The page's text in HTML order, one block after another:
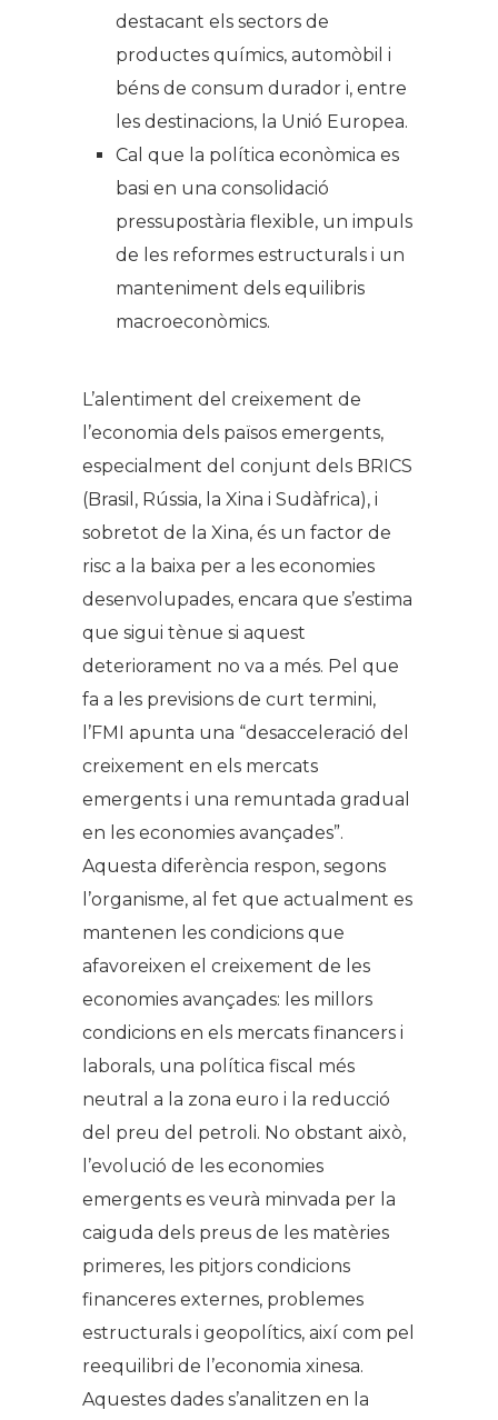
destacant els sectors de
productes químics, automòbil i
béns de consum durador i, entre
les destinacions, la Unió Europea.
Cal que la política econòmica es
basi en una consolidació
pressupostària flexible, un impuls
de les reformes estructurals i un
manteniment dels equilibris
macroeconòmics.
L’alentiment del creixement de
l’economia dels països emergents,
especialment del conjunt dels BRICS
(Brasil, Rússia, la Xina i Sudàfrica), i
sobretot de la Xina, és un factor de
risc a la baixa per a les economies
desenvolupades, encara que s’estima
que sigui tènue si aquest
deteriorament no va a més. Pel que
fa a les previsions de curt termini,
l’FMI apunta una “desacceleració del
creixement en els mercats
emergents i una remuntada gradual
en les economies avançades”.
Aquesta diferència respon, segons
l’organisme, al fet que actualment es
mantenen les condicions que
afavoreixen el creixement de les
economies avançades: les millors
condicions en els mercats financers i
laborals, una política fiscal més
neutral a la zona euro i la reducció
del preu del petroli. No obstant això,
l’evolució de les economies
emergents es veurà minvada per la
caiguda dels preus de les matèries
primeres, les pitjors condicions
financeres externes, problemes
estructurals i geopolítics, així com pel
reequilibri de l’economia xinesa.
Aquestes dades s’analitzen en la